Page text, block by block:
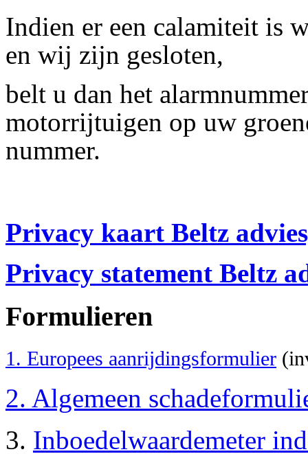
Indien er een calamiteit is
en wij zijn gesloten,
belt u dan het
motorrijtuigen op uw
nummer.
Privacy kaart Beltz
Privacy statement Beltz
Formulieren
1. Europees aanrijdingsformulier
2. Algemeen
3. Inboedelwaardemeter